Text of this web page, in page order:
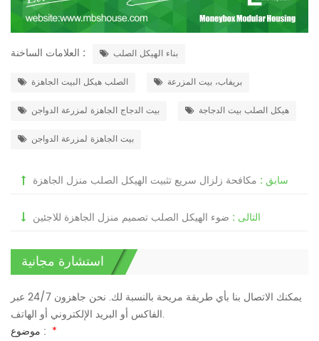
العلامات الساخنة : بناء الهيكل الصلب
الصلب هيكل البيت الجاهزة بريفاب، بيت المزرعة
بيت الدجاج الجاهزة لمزرعة الدواجن هيكل الصلب بيت الدجاجة
بيت الجاهزة لمزرعة الدواجن
سابق : مكافحة زلزال سريع تثبيت الهيكل الصلب منزل الجاهزة
التالى : ضوء الهيكل الصلب تصميم منزل الجاهزة للاجئين
استشارة مجانية
يمكنك الاتصال بنا بأي طريقة مريحة بالنسبة لك. نحن جاهزون 24/7 عبر
الفاكس أو البريد الإلكتروني أو الهاتف.
موضوع : *